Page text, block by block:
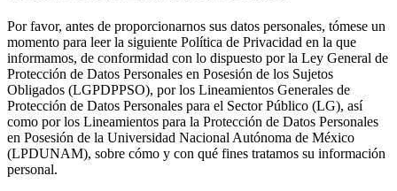
Por favor, antes de proporcionarnos sus datos personales, tómese un
momento para leer la siguiente Política de Privacidad en la que
informamos, de conformidad con lo dispuesto por la Ley General de
Protección de Datos Personales en Posesión de los Sujetos
Obligados (LGPDPPSO), por los Lineamientos Generales de
Protección de Datos Personales para el Sector Público (LG), así
como por los Lineamientos para la Protección de Datos Personales
en Posesión de la Universidad Nacional Autónoma de México
(LPDUNAM), sobre cómo y con qué fines tratamos su información
personal.